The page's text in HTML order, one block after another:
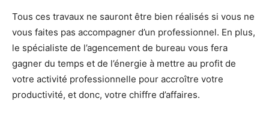
Tous ces travaux ne sauront être bien réalisés si vous ne
vous faites pas accompagner d’un professionnel. En plus,
le spécialiste de l’agencement de bureau vous fera
gagner du temps et de l’énergie à mettre au profit de
votre activité professionnelle pour accroître votre
productivité, et donc, votre chiffre d’affaires.